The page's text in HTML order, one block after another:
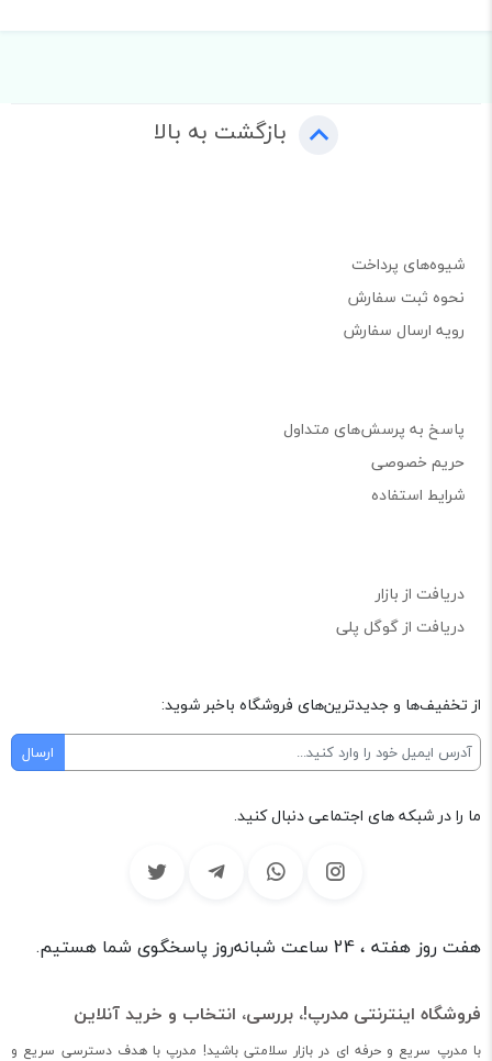
بازگشت به بالا
شیوه‌های پرداخت
نحوه ثبت سفارش
رویه ارسال سفارش
پاسخ به پرسش‌های متداول
حریم خصوصی
شرایط استفاده
دریافت از بازار
دریافت از گوگل پلی
از تخفیف‌ها و جدیدترین‌های فروشگاه باخبر شوید:
ما را در شبکه های اجتماعی دنبال کنید.
هفت روز هفته ، 24 ساعت شبانه‌روز پاسخگوی شما هستیم.
فروشگاه اینترنتی مدرپ!، بررسی، انتخاب و خرید آنلاین
با مدرپ سریع و حرفه ای در بازار سلامتی باشید! مدرپ با هدف دسترسی سریع و